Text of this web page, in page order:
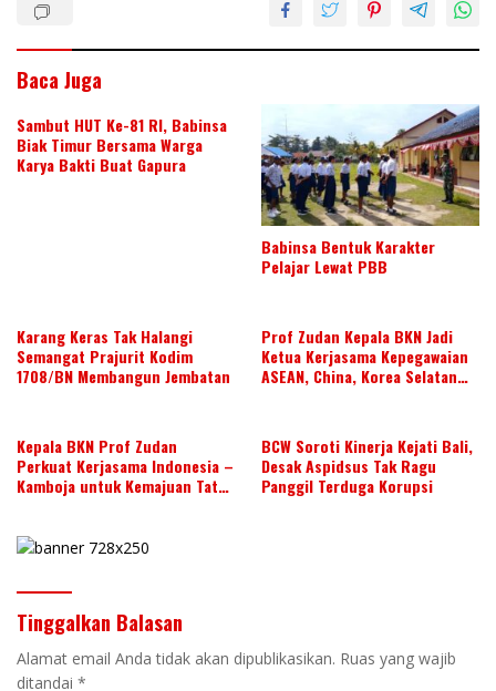
Baca Juga
Sambut HUT Ke-81 RI, Babinsa
Biak Timur Bersama Warga
Karya Bakti Buat Gapura
Babinsa Bentuk Karakter
Pelajar Lewat PBB
Karang Keras Tak Halangi
Semangat Prajurit Kodim
1708/BN Membangun Jembatan
Prof Zudan Kepala BKN Jadi
Ketua Kerjasama Kepegawaian
ASEAN, China, Korea Selatan
ASEAN
Kepala BKN Prof Zudan
Perkuat Kerjasama Indonesia –
Kamboja untuk Kemajuan Tata
BCW Soroti Kinerja Kejati Bali,
Desak Aspidsus Tak Ragu
Panggil Terduga Korupsi
Tinggalkan Balasan
Alamat email Anda tidak akan dipublikasikan. Ruas yang wajib
ditandai *